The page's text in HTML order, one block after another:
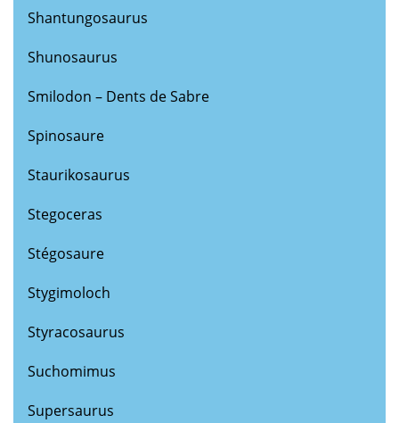
Shantungosaurus
Shunosaurus
Smilodon – Dents de Sabre
Spinosaure
Staurikosaurus
Stegoceras
Stégosaure
Stygimoloch
Styracosaurus
Suchomimus
Supersaurus